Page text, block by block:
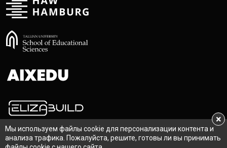
Мы используем файлы cookie для персонализации контента и
анализа трафика. Пожалуйста, решите, готовы ли вы принимать
×